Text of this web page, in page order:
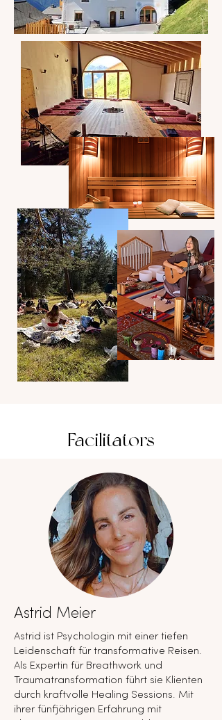
Facilitators
Astrid Meier
Astrid ist Psychologin mit einer tiefen
Leidenschaft für transformative Reisen.
Als Expertin für Breathwork und
Traumatransformation führt sie Klienten
durch kraftvolle Healing Sessions. Mit
ihrer fünfjährigen Erfahrung mit